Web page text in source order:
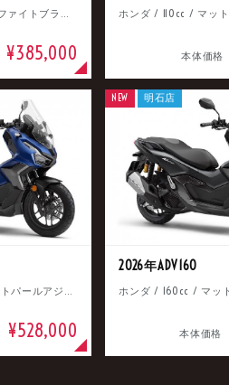
ホンダ / 110cc / グラファイトブラック
¥385,000 本体価格
ホンダ / 160cc / マットパールアジャイルブルー
¥528,000
2026年ADV160
本体価格
NEW 明石店